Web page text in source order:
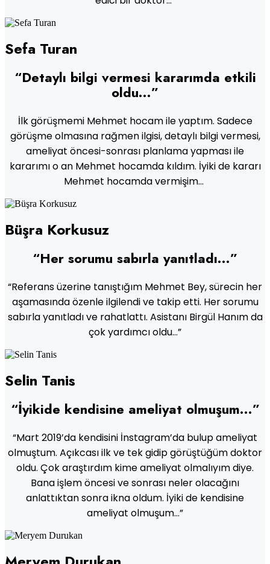
Sefa Turan
“Detaylı bilgi vermesi kararımda etkili
oldu…”
İlk görüşmemi Mehmet hocam ile yaptım. Sadece
görüşme olmasına rağmen ilgisi, detaylı bilgi vermesi,
ameliyat öncesi-sonrası planlama yapması ile
kararımı o an Mehmet hocamda kıldım. İyiki de kararı
Mehmet hocamda vermişim…
Büşra Korkusuz
“Her sorumu sabırla yanıtladı…”
“Referans üzerine tanıştığım Mehmet Bey, sürecin her
aşamasında özenle ilgilendi ve takip etti. Her sorumu
sabırla yanıtladı ve rahatlattı. Asistanı Birgül Hanım da
çok yardımcı oldu…”
Selin Tanis
“İyikide kendisine ameliyat olmuşum…”
“Mart 2019’da kendisini İnstagram’da bulup ameliyat
olmuştum. Açıkcası ilk ve tek gidip görüştüğüm doktor
oldu. Çok araştırdım kime ameliyat olmalıyım diye.
Bana işlem öncesi ve sonrası neler olacağını
anlattıktan sonra ikna oldum. İyiki de kendisine
ameliyat olmuşum…”